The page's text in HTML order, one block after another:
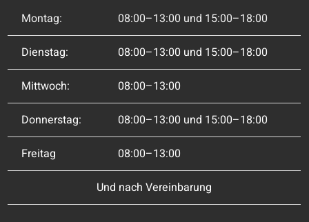
Montag: 08:00–13:00 und 15:00–18:00
Dienstag: 08:00–13:00 und 15:00–18:00
Mittwoch: 08:00–13:00
Donnerstag: 08:00–13:00 und 15:00–18:00
Freitag 08:00–13:00
Und nach Vereinbarung